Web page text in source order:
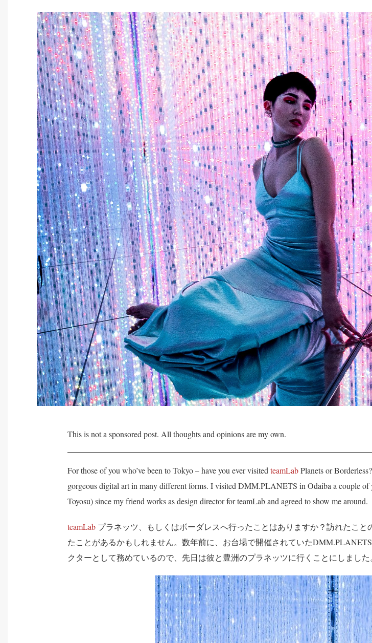
This is not a sponsored post. All thoughts and opinions are my own.
For those of you who’ve been to Tokyo – have you ever visitedteamLabPlanets or
gorgeous digital art in many different forms. I visited DMM.PLANETS in Odaiba a couple of
Toyosu) since my friend works as design director for teamLab and agreed to show me around.
teamLab プラネッツ、もしくはボーダレスへ行ったことはありますか？訪れたこ
たことがあるかもしれません。数年前に、お台場で開催されていた
クターとして務めているので、先日は彼と豊洲のプラネッツに行くことにしました